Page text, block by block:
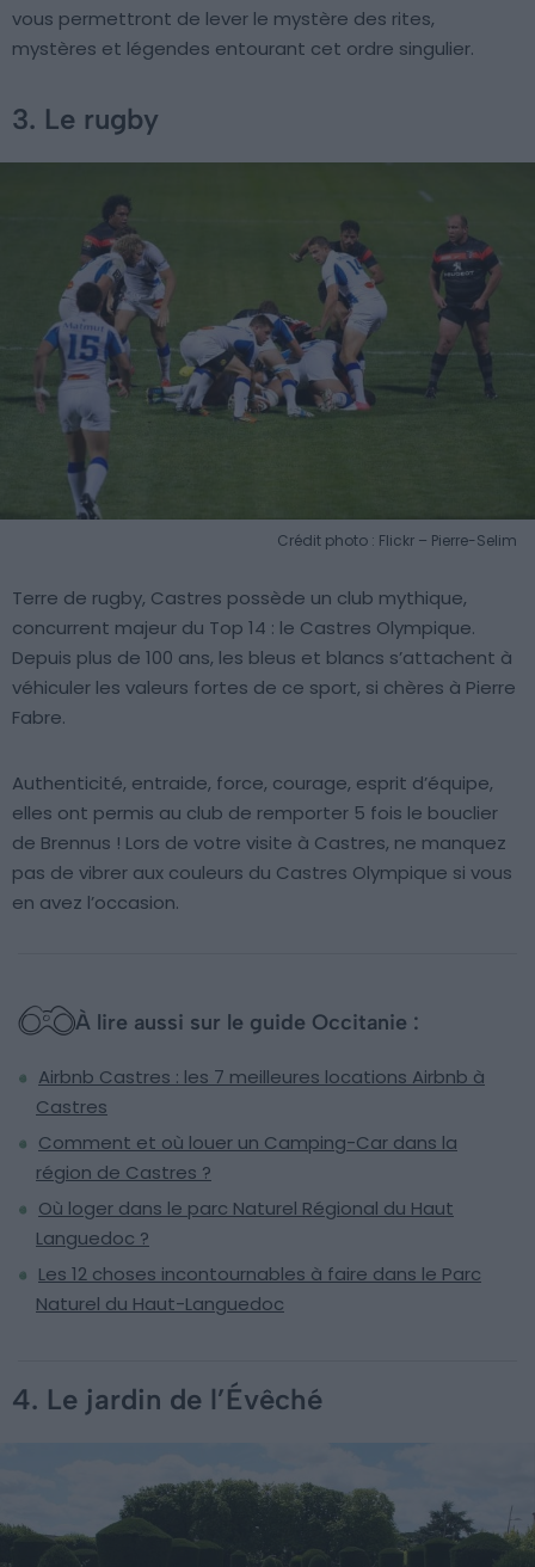
vous permettront de lever le mystère des rites,
mystères et légendes entourant cet ordre singulier.
3. Le rugby
Crédit photo : Flickr – Pierre-Selim
Terre de rugby, Castres possède un club mythique,
concurrent majeur du Top 14 : le Castres Olympique.
Depuis plus de 100 ans, les bleus et blancs s’attachent à
véhiculer les valeurs fortes de ce sport, si chères à Pierre
Fabre.
Authenticité, entraide, force, courage, esprit d’équipe,
elles ont permis au club de remporter 5 fois le bouclier
de Brennus ! Lors de votre visite à Castres, ne manquez
pas de vibrer aux couleurs du Castres Olympique si vous
en avez l’occasion.
À lire aussi sur le guide Occitanie :
Airbnb Castres : les 7 meilleures locations Airbnb à
Castres
Comment et où louer un Camping-Car dans la
région de Castres ?
Où loger dans le parc Naturel Régional du Haut
Languedoc ?
Les 12 choses incontournables à faire dans le Parc
Naturel du Haut-Languedoc
4. Le jardin de l’Évêché